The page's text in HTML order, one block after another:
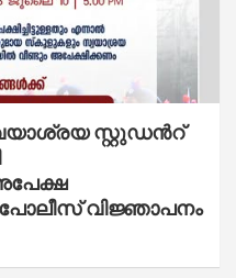
സ്റ്റുഡന്‍റ്
വിജ്ഞാപനം